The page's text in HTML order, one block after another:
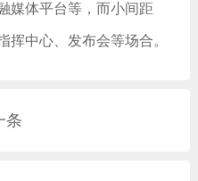
媒体平台等，而小间距
挥中心、发布会等场合。
条